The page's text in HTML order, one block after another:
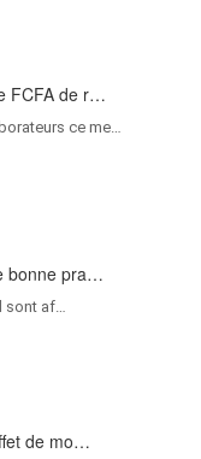
FCFA de r…
ce me…
bonne pra…
sont af…
de mo…